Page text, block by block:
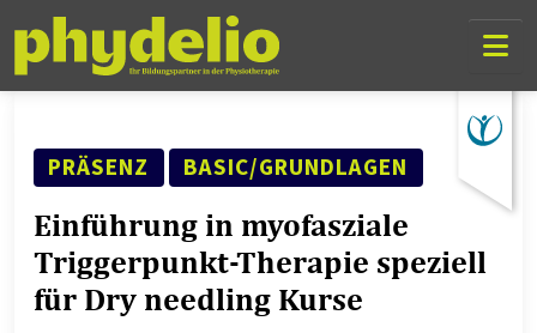
Skip LinksSkip to content
Skip to mobile navigation
Go to website search page
SEMINAR ART
PRÄSENZ FORTSCHRITTSLEVEL
BASIC/GRUNDLAGEN
Einführung in myofasziale
Triggerpunkt-Therapie speziell
für Dry needling Kurse